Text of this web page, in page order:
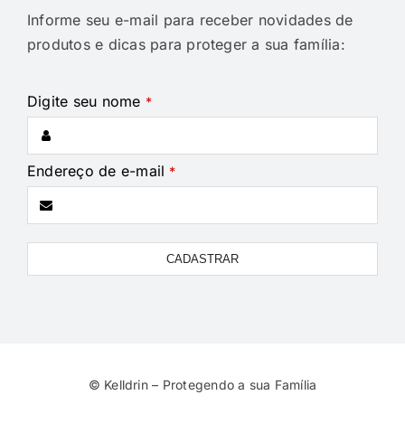
Informe seu e-mail para receber novidades de
produtos e dicas para proteger a sua família:
Digite seu nome *
Endereço de e-mail *
CADASTRAR
© Kelldrin – Protegendo a sua Família